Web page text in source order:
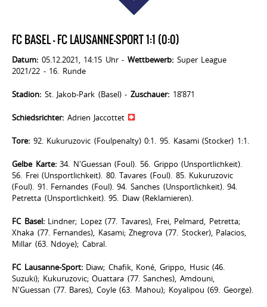
FC BASEL - FC LAUSANNE-SPORT 1:1 (0:0)
Datum: 05.12.2021, 14:15 Uhr - Wettbewerb: Super League
2021/22 - 16. Runde
Stadion: St. Jakob-Park (Basel) - Zuschauer: 18’871
Schiedsrichter: Adrien Jaccottet
Tore: 92. Kukuruzovic (Foulpenalty) 0:1. 95. Kasami (Stocker) 1:1.
Gelbe Karte:34. N'Guessan (Foul). 56. Grippo (Unsportlichkeit).
56. Frei (Unsportlichkeit). 80. Tavares (Foul). 85. Kukuruzovic
(Foul). 91. Fernandes (Foul). 94. Sanches (Unsportlichkeit). 94.
Petretta (Unsportlichkeit). 95. Diaw (Reklamieren).
FC Basel:Lindner; Lopez (77. Tavares), Frei, Pelmard, Petretta;
Xhaka (77. Fernandes), Kasami; Zhegrova (77. Stocker), Palacios,
Millar (63. Ndoye); Cabral.
FC Lausanne-Sport:Diaw; Chafik, Koné, Grippo, Husic (46.
Suzuki); Kukuruzovic; Ouattara (77. Sanches), Amdouni,
N'Guessan (77. Bares), Coyle (63. Mahou); Koyalipou (69. George).